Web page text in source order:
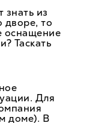
из
дворе, то
оснащение
Таскать
Для
доме). В